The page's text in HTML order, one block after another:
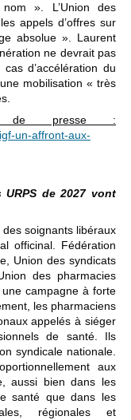
». L’Union des
appels d’offres sur
absolue ». Laurent
ne devrait pas
d’accélération du
mobilisation « très
de presse :
un-affront-aux-
de 2027 vont
soignants libéraux
officinal. Fédération
Union des syndicats
des pharmacies
campagne à forte
les pharmaciens
appelés à siéger
de santé. Ils
syndicale nationale.
aux
aussi bien dans les
santé que dans les
régionales et